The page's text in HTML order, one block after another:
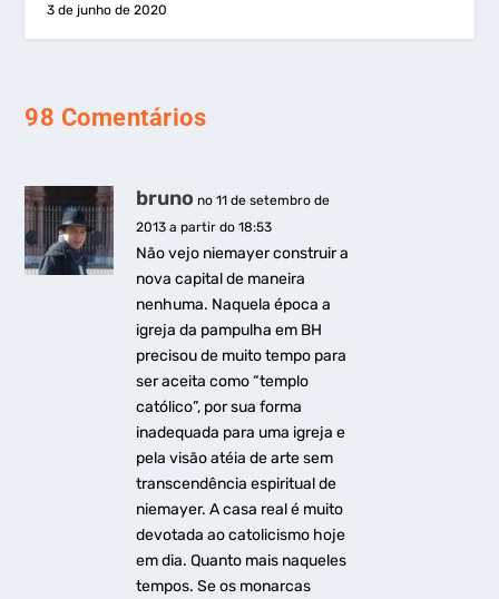
3 de junho de 2020
98 Comentários
bruno no 11 de setembro de
2013 a partir do 18:53
Não vejo niemayer construir a
nova capital de maneira
nenhuma. Naquela época a
igreja da pampulha em BH
precisou de muito tempo para
ser aceita como “templo
católico”, por sua forma
inadequada para uma igreja e
pela visão atéia de arte sem
transcendência espiritual de
niemayer. A casa real é muito
devotada ao catolicismo hoje
em dia. Quanto mais naqueles
tempos. Se os monarcas